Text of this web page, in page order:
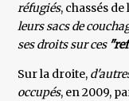
réfugiés, chassés
leurs sacs de
ses droits sur ces
Sur la droite,
occupés, en 2009,